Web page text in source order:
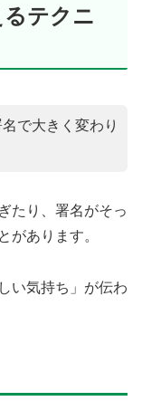
テクニ
で大きく変わり
たり、署名がそっ
があります。
い気持ち」が伝わ